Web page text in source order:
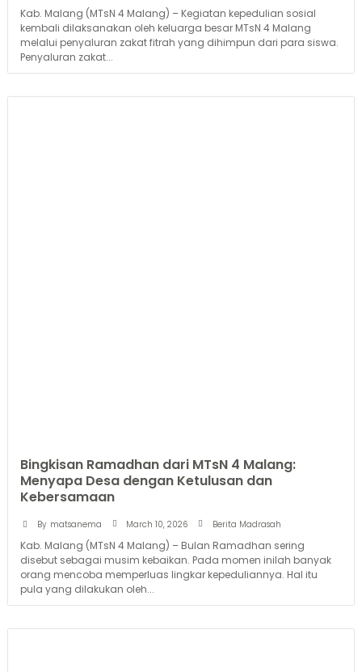
Kab. Malang (MTsN 4 Malang) – Kegiatan kepedulian sosial
kembali dilaksanakan oleh keluarga besar MTsN 4 Malang
melalui penyaluran zakat fitrah yang dihimpun dari para siswa.
Penyaluran zakat...
Bingkisan Ramadhan dari MTsN 4 Malang:
Menyapa Desa dengan Ketulusan dan
Kebersamaan
By matsanema March 10, 2026 Berita Madrasah
Kab. Malang (MTsN 4 Malang) – Bulan Ramadhan sering
disebut sebagai musim kebaikan. Pada momen inilah banyak
orang mencoba memperluas lingkar kepeduliannya. Hal itu
pula yang dilakukan oleh...